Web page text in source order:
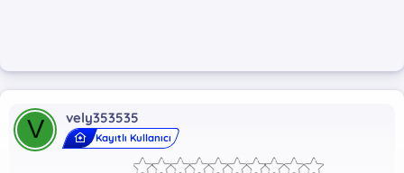
V vely353535
Kayıtlı Kullanıcı